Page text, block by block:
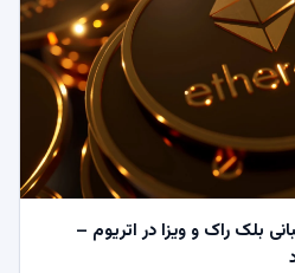
بلک راک و ویزا در اتریوم –